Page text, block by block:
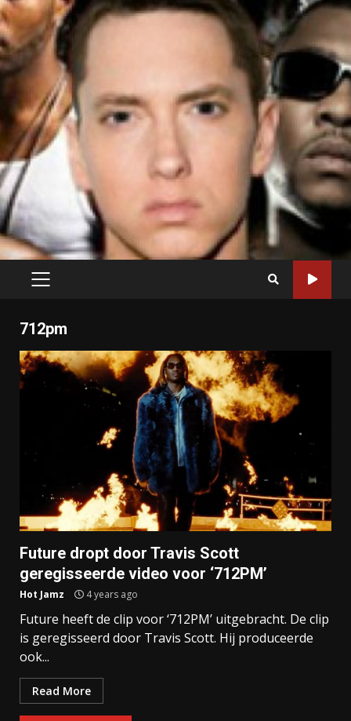
PRIMARY
712pm
Future dropt door Travis Scott
geregisseerde video voor ‘712PM’
Hot Jamz 4 years ago
Future heeft de clip voor ‘712PM’ uitgebracht. De clip
is geregisseerd door Travis Scott. Hij produceerde
ook...
Read More